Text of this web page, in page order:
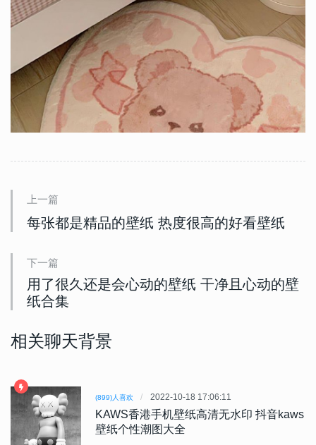
上一篇
每张都是精品的壁纸 热度很高的好看壁纸
下一篇
用了很久还是会心动的壁纸 干净且心动的壁
纸合集
相关聊天背景
(899)人喜欢 2022-10-18 17:06:11
KAWS香港手机壁纸高清无水印 抖音kaws
壁纸个性潮图大全